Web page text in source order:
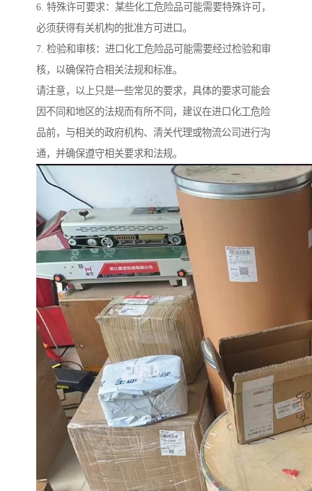
6. 特殊许可要求：某些化工危险品可能需要特殊许可，
必须获得有关机构的批准方可进口。
7. 检验和审核：进口化工危险品可能需要经过检验和审
核，以确保符合相关法规和标准。
请注意，以上只是一些常见的要求，具体的要求可能会
因不同和地区的法规而有所不同，建议在进口化工危险
品前，与相关的政府机构、清关代理或物流公司进行沟
通，并确保遵守相关要求和法规。